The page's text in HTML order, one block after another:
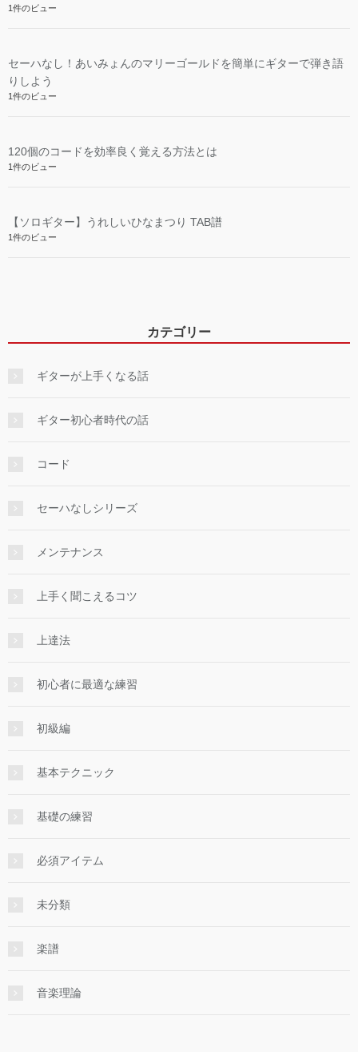
1件のビュー
セーハなし！あいみょんのマリーゴールドを簡単にギターで弾き語
りしよう
1件のビュー
120個のコードを効率良く覚える方法とは
1件のビュー
【ソロギター】うれしいひなまつり TAB譜
1件のビュー
カテゴリー
ギターが上手くなる話
ギター初心者時代の話
コード
セーハなしシリーズ
メンテナンス
上手く聞こえるコツ
上達法
初心者に最適な練習
初級編
基本テクニック
基礎の練習
必須アイテム
未分類
楽譜
音楽理論